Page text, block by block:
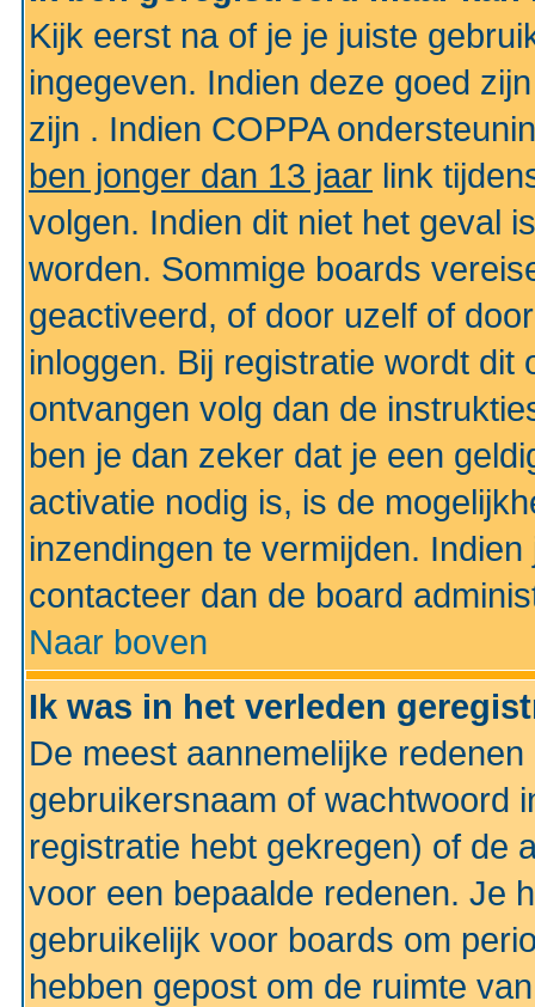
Kijk eerst na of je je juiste
ingegeven. Indien deze goed
zijn . Indien COPPA
ben jonger dan 13 jaar link
volgen. Indien dit niet het geval
worden. Sommige boards
geactiveerd, of door uzelf of
inloggen. Bij registratie wordt dit
ontvangen volg dan de
ben je dan zeker dat je een
activatie nodig is, is de
inzendingen te vermijden.
contacteer dan de board
Naar boven
Ik was in het verleden
De meest aannemelijke
gebruikersnaam of wachtwoord
registratie hebt gekregen) of de
voor een bepaalde redenen. Je
gebruikelijk voor boards om
hebben gepost om de ruimte